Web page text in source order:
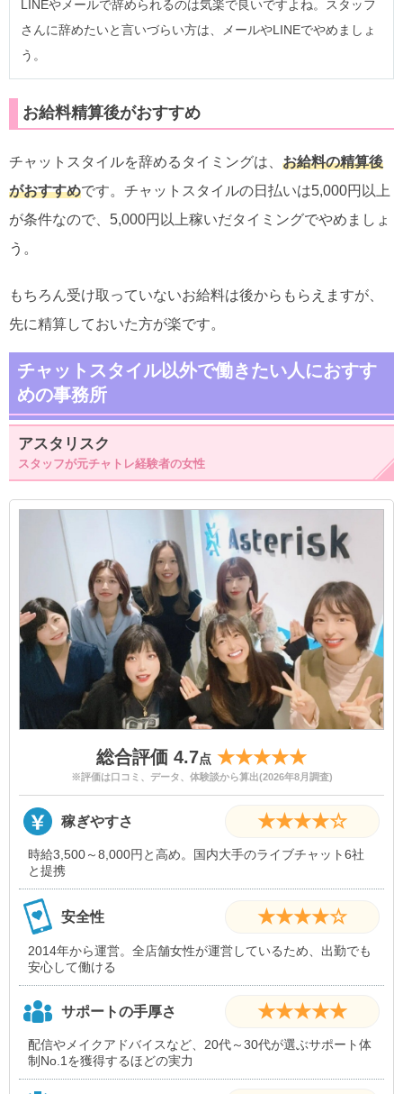
LINEやメールで辞められるのは気楽で良いですよね。スタッフ
さんに辞めたいと言いづらい方は、メールやLINEでやめましょ
う。
お給料精算後がおすすめ
チャットスタイルを辞めるタイミングは、 お給料の精算後
がおすすめです。チャットスタイルの日払いは5,000円以上
が条件なので、5,000円以上稼いだタイミングでやめましょ
う。
もちろん受け取っていないお給料は後からもらえますが、
先に精算しておいた方が楽です。
チャットスタイル以外で働きたい人におすす
めの事務所
アスタリスク
スタッフが元チャトレ経験者の女性
総合評価 4.7点 ★★★★★
※評価は口コミ、データ、体験談から算出(2026年8月調査)
稼ぎやすさ ★★★★☆
時給3,500～8,000円と高め。国内大手のライブチャット6社
と提携
安全性 ★★★★☆
2014年から運営。全店舗女性が運営しているため、出勤でも
安心して働ける
サポートの手厚さ ★★★★★
配信やメイクアドバイスなど、20代～30代が選ぶサポート体
制No.1を獲得するほどの実力